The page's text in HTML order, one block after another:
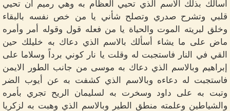
أسألك بذلك الاسم الذي تحيي العظام به وهي رميم أن تحيي
قلبي وتشرح صدري وتصلح شأني يا من خص نفسه بالبقاء
وخلق لبريته الموت والحياة يا من فعله قول وقوله أمر وأمره
ماض على ما يشاء أسألك بالاسم الذي دعاك به خليلك حين
القي في النار فاستجبت له وقلت يا نار كوني برداً وسلاما على
إبراهيم وبالاسم الذي دعاك به موسى من جانب الطور الايمن
فاستجبت له دعاءه وبالاسم الذي كشفت به عن أيوب الضر
وتبت به على داود وسخرت به لسليمان الريح تجري بأمره
والشياطين وعلمته منطق الطير وبالاسم الذي وهبت به لزكريا